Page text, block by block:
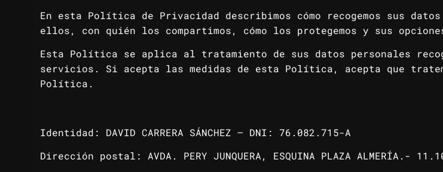
En esta Política de Privacidad describimos cómo recogemos sus
ellos, con quién los compartimos, cómo los protegemos y sus
Esta Política se aplica al tratamiento de sus datos personales
servicios. Si acepta las medidas de esta Política, acepta que
Política.
Identidad: DAVID CARRERA SÁNCHEZ – DNI: 76.082.715-A
Dirección postal: AVDA. PERY JUNQUERA, ESQUINA PLAZA ALMERÍA.-